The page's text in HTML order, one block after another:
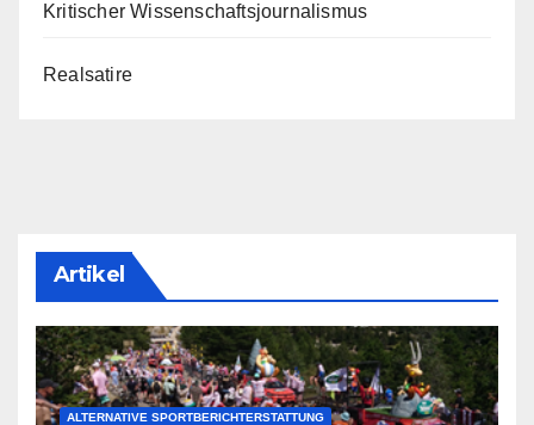
Kritischer Wissenschaftsjournalismus
Realsatire
Artikel
ALTERNATIVE SPORTBERICHTERSTATTUNG